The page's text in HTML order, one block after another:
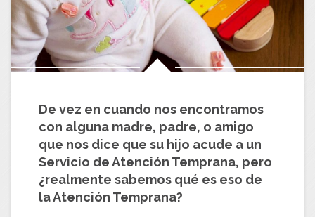
De vez en cuando nos encontramos
con alguna madre, padre, o amigo
que nos dice que su hijo acude a un
Servicio de Atención Temprana, pero
¿realmente sabemos qué es eso de
la Atención Temprana?